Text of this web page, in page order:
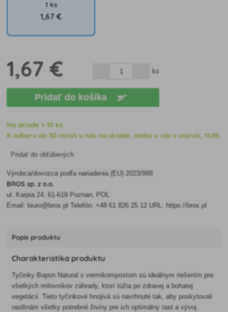
1 ks
1,67 €
1,67 € ks
Pridať do košíka
Na sklade > 10 ks
K odberu do 30 minút u nás na sklade, alebo u vás v utorok, 11.08.
Pridať do obľúbených
Výrobca/dovozca podľa nariadenia (EU) 2023/988
BROS sp. z o.o.
ul. Karpia 24, 61-619 Poznan, POL
Email: biuro@bros.pl Telefón: +48 61 826 25 12 URL: https://bros.pl
Popis produktu
Charakteristika produktu
Tyčinky Bopon Natural s vermikompostom sú ideálnym riešením pre
všetkých milovníkov záhrady, ktorí túžia po zdravej a bohatej
vegetácii. Tieto tyčinkové hnojivá sú navrhnuté tak, aby poskytovali
rastlinám všetky potrebné živiny pre ich optimálny rast a vývoj.